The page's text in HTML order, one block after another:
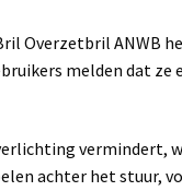
Overzetbril ANWB
melden dat ze
vermindert,
achter het stuur,